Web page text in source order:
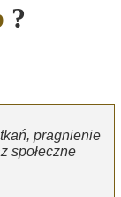
?
pragnienie
społeczne